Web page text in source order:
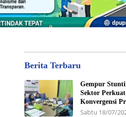
Berita Terbaru
Gempur
Sektor
Konvergensi
Sabtu 18/07/